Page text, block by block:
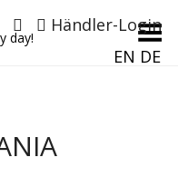
Händler-Login
EN DE
Menü umschalten